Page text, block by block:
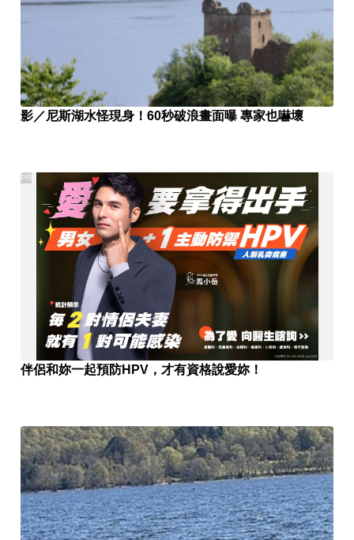
影／尼斯湖水怪現身！60秒破浪畫面曝 專家也嚇壞
伴侶和妳一起預防HPV，才有資格說愛妳！
PR